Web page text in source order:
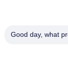
Good day, what